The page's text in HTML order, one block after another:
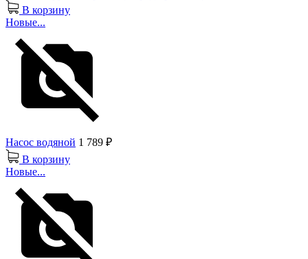
В корзину
Новые...
Насос водяной 1 789 ₽
В корзину
Новые...